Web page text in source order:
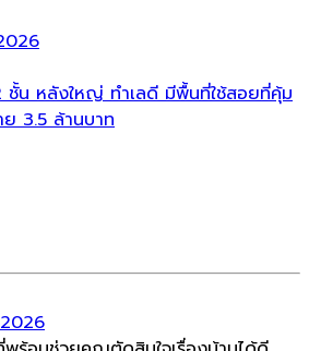
ชั้น หลังใหญ่ ทำเลดี มีพื้นที่ใช้สอยที่คุ้ม
ย 3.5 ล้านบาท